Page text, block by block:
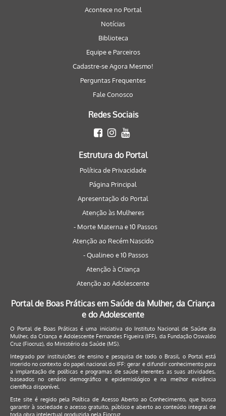
Acontece no Portal
Notícias
Biblioteca
Equipe e Parceiros
Cadastre-se Agora Mesmo!
Perguntas Frequentes
Fale Conosco
Redes Sociais
Estrutura do Portal
Política de Privacidade
Página Principal
Apresentação do Portal
Atenção às Mulheres
- Morte Materna e 10 Passos
Atenção ao Recém Nascido
- Qualineo e 10 Passos
Atenção à Criança
Atenção ao Adolescente
Portal de Boas Práticas em Saúde da Mulher, da Criança
e do Adolescente
O Portal de Boas Práticas é uma iniciativa do Instituto Nacional de Saúde da
Mulher, da Criança e Adolescente Fernandes Figueira (IFF), da Fundação Oswaldo
Cruz (Fiocruz), do Ministério da Saúde (MS).
Integrado por instituições de ensino e pesquisa de todo o Brasil, o Portal está
inserido no contexto do papel nacional do IFF: gerar e difundir conhecimento para
a implantação de políticas e programas de saúde inerentes as suas atividades,
baseados no cenário demográfico e epidemiológico e na melhor evidência
científica disponível.
Este site é regido pela Política de Acesso Aberto ao Conhecimento, que busca
garantir à sociedade o acesso gratuito, público e aberto ao conteúdo integral de
toda obra intelectual produzida pela Fiocruz.